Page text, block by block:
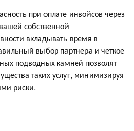
при оплате инвойсов через
собственной
вкладывать время в
выбор партнера и четкое
подводных камней позволят
таких услуг, минимизируя
риски.